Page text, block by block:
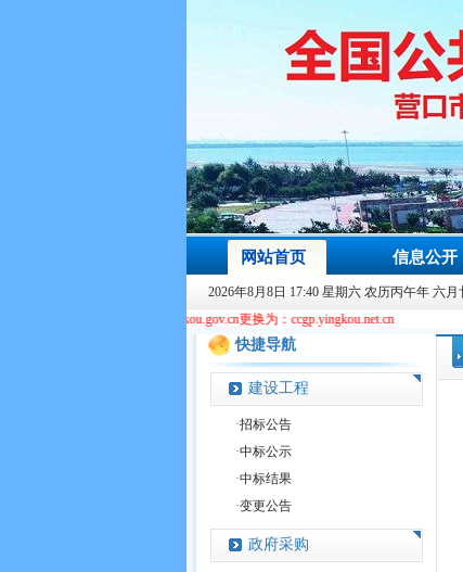
网站首页 信息公开
2026年8月8日 17:40 星期六 农历丙午年 六月
名由ccgp.yingkou.gov.cn更换为：ccgp.yingkou.net.cn
快捷导航
建设工程
·招标公告
·中标公示
·中标结果
·变更公告
政府采购